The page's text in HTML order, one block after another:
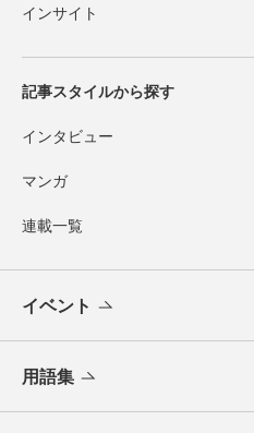
インサイト
記事スタイルから探す
インタビュー
マンガ
連載一覧
イベント
用語集